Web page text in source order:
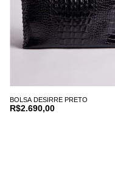
BOLSA DESIRRE PRETO
R$2.690,00